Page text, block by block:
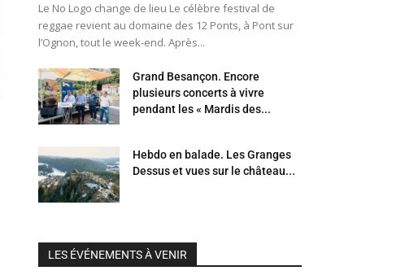
Le No Logo change de lieu Le célèbre festival de
reggae revient au domaine des 12 Ponts, à Pont sur
l’Ognon, tout le week-end. Après...
Grand Besançon. Encore
plusieurs concerts à vivre
pendant les « Mardis des...
Hebdo en balade. Les Granges
Dessus et vues sur le château...
LES ÉVÉNEMENTS À VENIR